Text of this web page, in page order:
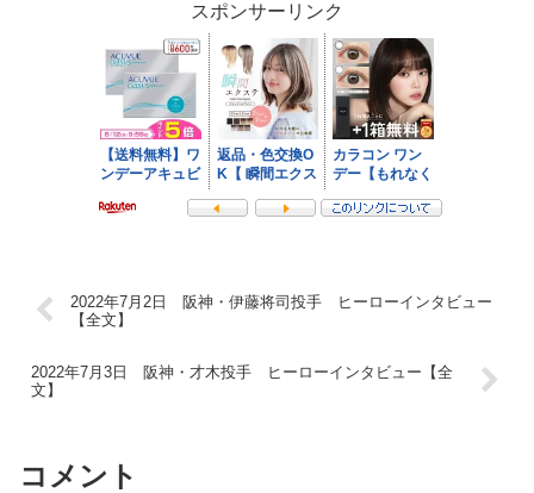
スポンサーリンク
2022年7月2日 阪神・伊藤将司投手 ヒーローインタビュー
【全文】
2022年7月3日 阪神・才木投手 ヒーローインタビュー【全
文】
コメント